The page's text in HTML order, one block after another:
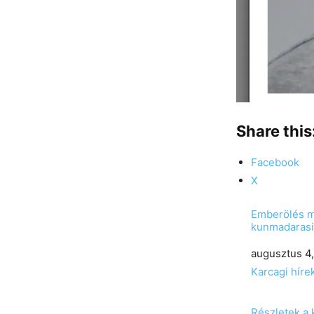
Share
Facebook
X
Emberölés
Date
augusztus
In relation to
Karcagi